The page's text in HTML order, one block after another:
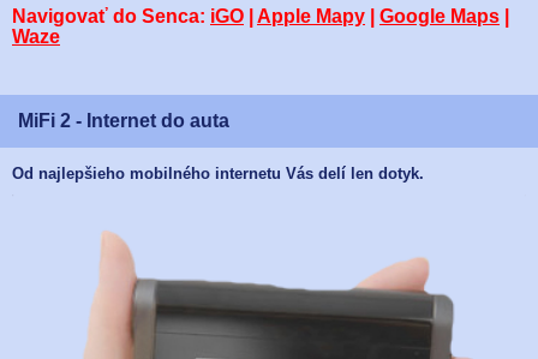
Navigovať do Senca: iGO Apple Mapy Google Maps
Waze
MiFi 2 - Internet do auta
Od najlepšieho mobilného internetu Vás delí len dotyk.